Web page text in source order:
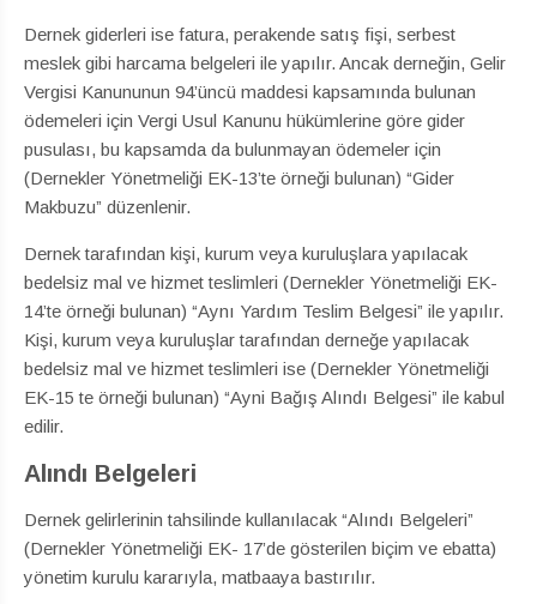
Dernek giderleri ise fatura, perakende satış fişi, serbest
meslek gibi harcama belgeleri ile yapılır. Ancak derneğin, Gelir
Vergisi Kanununun 94’üncü maddesi kapsamında bulunan
ödemeleri için Vergi Usul Kanunu hükümlerine göre gider
pusulası, bu kapsamda da bulunmayan ödemeler için
(Dernekler Yönetmeliği EK-13’te örneği bulunan) “Gider
Makbuzu” düzenlenir.
Dernek tarafından kişi, kurum veya kuruluşlara yapılacak
bedelsiz mal ve hizmet teslimleri (Dernekler Yönetmeliği EK-
14’te örneği bulunan) “Aynı Yardım Teslim Belgesi” ile yapılır.
Kişi, kurum veya kuruluşlar tarafından derneğe yapılacak
bedelsiz mal ve hizmet teslimleri ise (Dernekler Yönetmeliği
EK-15 te örneği bulunan) “Ayni Bağış Alındı Belgesi” ile kabul
edilir.
Alındı Belgeleri
Dernek gelirlerinin tahsilinde kullanılacak “Alındı Belgeleri”
(Dernekler Yönetmeliği EK- 17’de gösterilen biçim ve ebatta)
yönetim kurulu kararıyla, matbaaya bastırılır.